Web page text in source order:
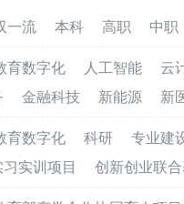
一流 本科 高职 中职
育数字化 人工智能 云
金融科技 新能源 新
育数字化 科研 专业建
实训项目
创新创业联